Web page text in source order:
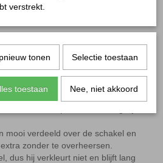
om je pols – deze
Armband 3
perfecte voorbeeld van.
een speelse, symbolische touch:
hoop en positieve vibes.
mooi verdeeld over de schakel en
zonder te overheersen.
dus hij verkleurt niet en blijft lang
verstrekt.
tonen Selectie toestaan
toestaan Nee, niet akkoord